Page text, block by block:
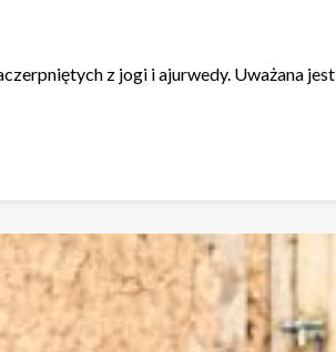
z jogi i ajurwedy. Uważana jest